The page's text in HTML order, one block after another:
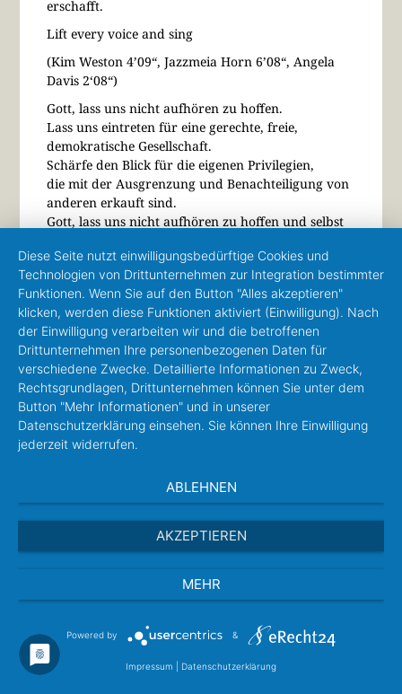
erschafft.
Lift every voice and sing
(Kim Weston 4’09“, Jazzmeia Horn 6’08“, Angela
Davis 2‘08“)
Gott, lass uns nicht aufhören zu hoffen.
Lass uns eintreten für eine gerechte, freie,
demokratische Gesellschaft.
Schärfe den Blick für die eigenen Privilegien,
die mit der Ausgrenzung und Benachteiligung von
anderen erkauft sind.
Gott, lass uns nicht aufhören zu hoffen und selbst
Lift every voice and sing
Infos
Datum:
Sonntag, 4. Januar 2026
Autor:
Veronika Kabis
Über das Format
Radiokirche
Die Sendungen dieses Formats sind mehr als
Diese Seite nutzt einwilligungsbedürftige Cookies und
Technologien von Drittunternehmen zur Integration bestimmter
Funktionen. Wenn Sie auf den Button "Alles akzeptieren"
klicken, werden diese Funktionen aktiviert (Einwilligung). Nach
der Einwilligung verarbeiten wir und die betroffenen
Drittunternehmen Ihre personenbezogenen Daten für
verschiedene Zwecke. Detaillierte Informationen zu Zweck,
Rechtsgrundlagen, Drittunternehmen können Sie unter dem
Button "Mehr Informationen" und in unserer
Datenschutzerklärung einsehen. Sie können Ihre Einwilligung
jederzeit widerrufen.
ABLEHNEN
AKZEPTIEREN
MEHR
Powered by &
Impressum Datenschutzerklärung